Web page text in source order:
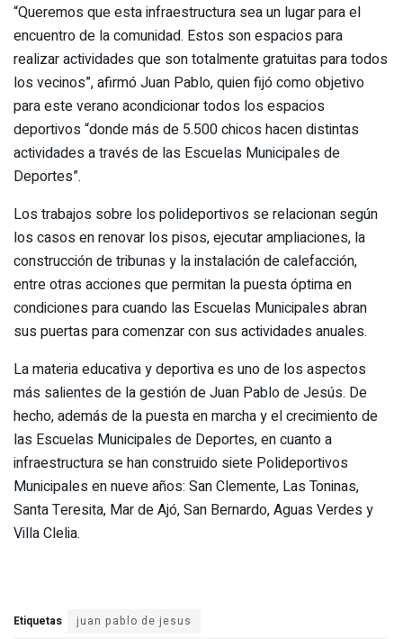
“Queremos que esta infraestructura sea un lugar para el
encuentro de la comunidad. Estos son espacios para
realizar actividades que son totalmente gratuitas para todos
los vecinos”, afirmó Juan Pablo, quien fijó como objetivo
para este verano acondicionar todos los espacios
deportivos “donde más de 5.500 chicos hacen distintas
actividades a través de las Escuelas Municipales de
Deportes”.
Los trabajos sobre los polideportivos se relacionan según
los casos en renovar los pisos, ejecutar ampliaciones, la
construcción de tribunas y la instalación de calefacción,
entre otras acciones que permitan la puesta óptima en
condiciones para cuando las Escuelas Municipales abran
sus puertas para comenzar con sus actividades anuales.
La materia educativa y deportiva es uno de los aspectos
más salientes de la gestión de Juan Pablo de Jesús. De
hecho, además de la puesta en marcha y el crecimiento de
las Escuelas Municipales de Deportes, en cuanto a
infraestructura se han construido siete Polideportivos
Municipales en nueve años: San Clemente, Las Toninas,
Santa Teresita, Mar de Ajó, San Bernardo, Aguas Verdes y
Villa Clelia.
Etiquetas
juan pablo de jesus